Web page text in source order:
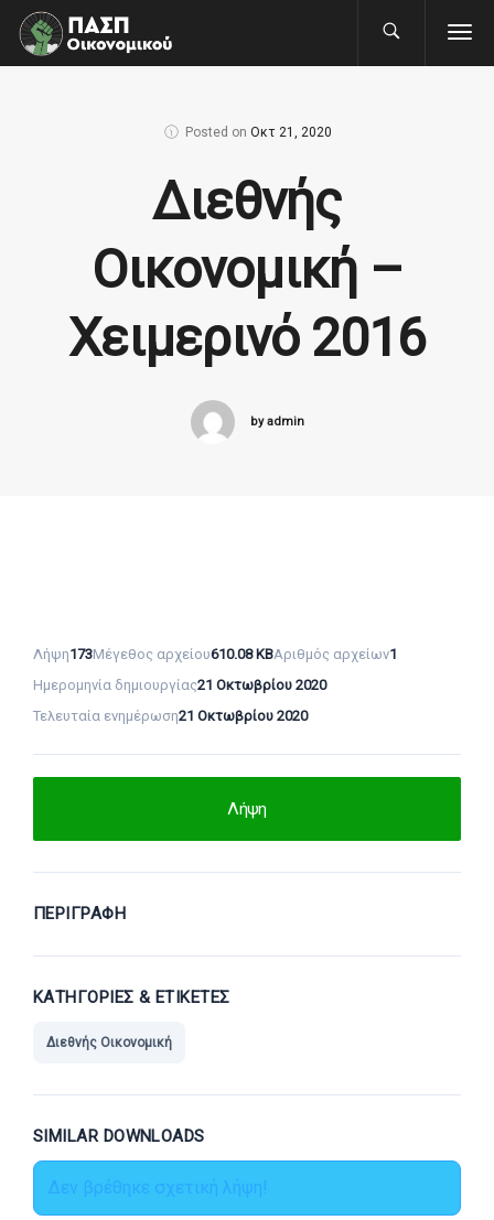
Posted on Οκτ 21, 2020
Διεθνής
Οικονομική –
Χειμερινό 2016
by admin
Λήψη173Μέγεθος αρχείου610.08 KBΑριθμός αρχείων1
Ημερομηνία δημιουργίας21 Οκτωβρίου 2020
Τελευταία ενημέρωση21 Οκτωβρίου 2020
Λήψη
ΠΕΡΙΓΡΑΦΉ
ΚΑΤΗΓΟΡΊΕΣ & ΕΤΙΚΈΤΕΣ
Διεθνής Οικονομική
SIMILAR DOWNLOADS
Δεν βρέθηκε σχετική λήψη!